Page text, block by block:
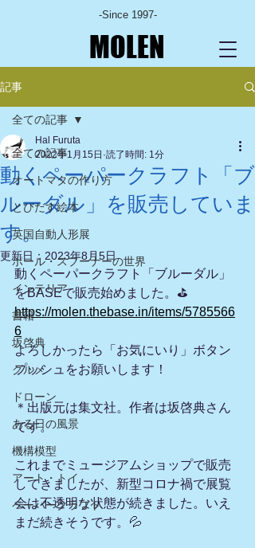
-Since 1997-
MOLEN
記事
全ての記事
オートマタの作り方
とびだす絵本
英国自動人形展
ポール・スプーナーの世界
インテリア
書籍
坂啓典
グルメ
ドローン
ある日の風景
機構模型
アート・トイ
ペーパークラフト
全ての記事
動くペーパークラフト「ブ
ルーダル」を販売していま
す。
Hal Furuta
2022年1月15日 読了時間: 1分
更新日： 2023年8月5日
動くペーパークラフト「ブルーダル」
をBASEで販売始めました。⛳️
https://molen.thebase.in/items/5785566
6
よろしかったら「お気にいり」ボタン
プッシュをお願いします！
＊出版元は集文社。作者は坂啓典さん
です。
これまでミュージアムショップで販売
してきましたが、新型コロナ禍で展覧
会は不透明な状態が続きました。いえ
まだ続きそうです。💦